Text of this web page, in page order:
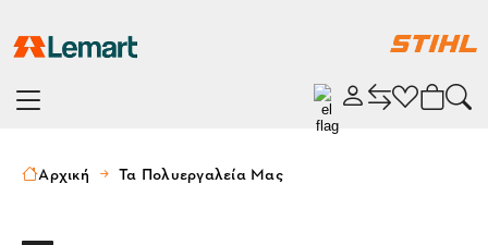
Αρχική Τα Πολυεργαλεία Μας